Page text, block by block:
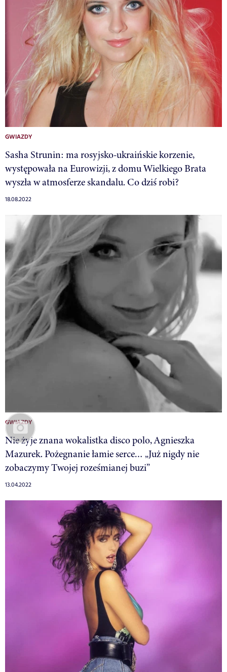
GWIAZDY
Sasha Strunin: ma rosyjsko-ukraińskie korzenie,
występowała na Eurowizji, z domu Wielkiego Brata
wyszła w atmosferze skandalu. Co dziś robi?
18.08.2022
GWIAZDY
Nie żyje znana wokalistka disco polo, Agnieszka
Mazurek. Pożegnanie łamie serce… „Już nigdy nie
zobaczymy Twojej roześmianej buzi”
13.04.2022